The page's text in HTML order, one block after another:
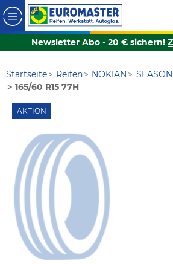
Newsletter Abo - 20 € sichern!
Startseite Reifen NOKIAN
165/60 R15 77H
AKTION